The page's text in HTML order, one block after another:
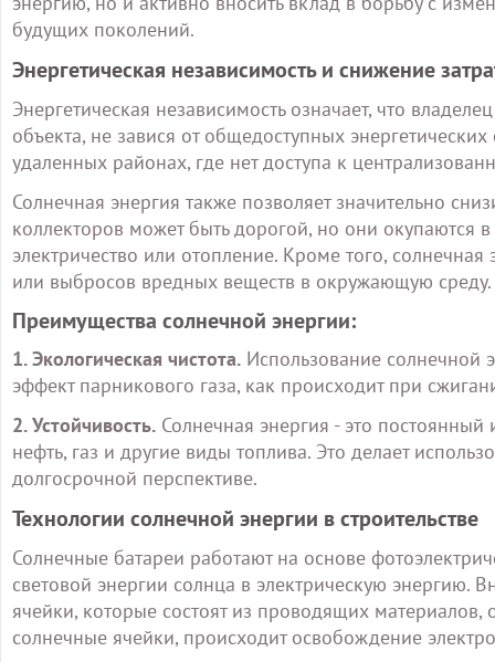
будущих поколений.
Энергетическая независимость и снижение
Энергетическая независимость означает, что
объекта, не завися от общедоступных
удаленных районах, где нет доступа к
Солнечная энергия также позволяет значительно
коллекторов может быть дорогой, но они окупаются
электричество или отопление. Кроме того,
или выбросов вредных веществ в окружающую среду.
Преимущества солнечной энергии:
1. Экологическая чистота. Использование солнечной
эффект парникового газа, как происходит при
2. Устойчивость. Солнечная энергия - это
нефть, газ и другие виды топлива. Это делает
долгосрочной перспективе.
Технологии солнечной энергии в строительстве
Солнечные батареи работают на основе
световой энергии солнца в электрическую энергию.
ячейки, которые состоят из проводящих материалов,
солнечные ячейки, происходит освобождение